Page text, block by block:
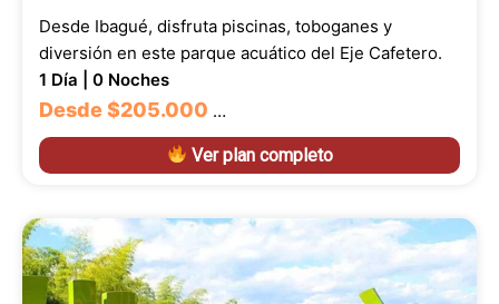
Desde Ibagué, disfruta piscinas, toboganes y
diversión en este parque acuático del Eje Cafetero.
1 Día | 0 Noches
Desde$205.000 …
Ver plan completo